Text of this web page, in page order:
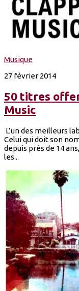
Musique
27 février 2014
50 titres
Music
L’un des meilleurs
Celui qui doit son
depuis près de 14
les...